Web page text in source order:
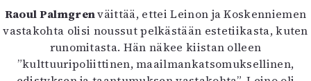
4/2026
2–3/2026
1/2026
6/2025
5/2025 saame
Raoul Palmgrenväittää, ettei Leinon ja Koskenniemen
vastakohta olisi noussut pelkästään estetiikasta, kuten
runomitasta. Hän näkee kiistan olleen
”kulttuuripoliittinen, maailmankatsomuksellinen,